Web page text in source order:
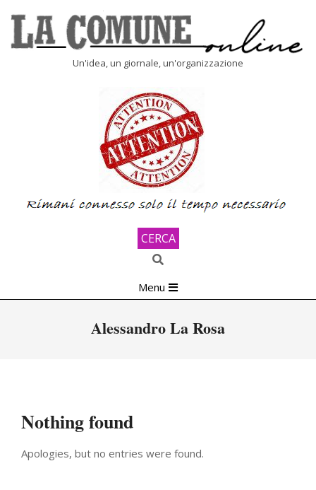
content
Un'idea, un giornale, un'organizzazione
CERCA
Search
Navigation
Menu
Alessandro La Rosa
Nothing found
Apologies, but no entries were found.